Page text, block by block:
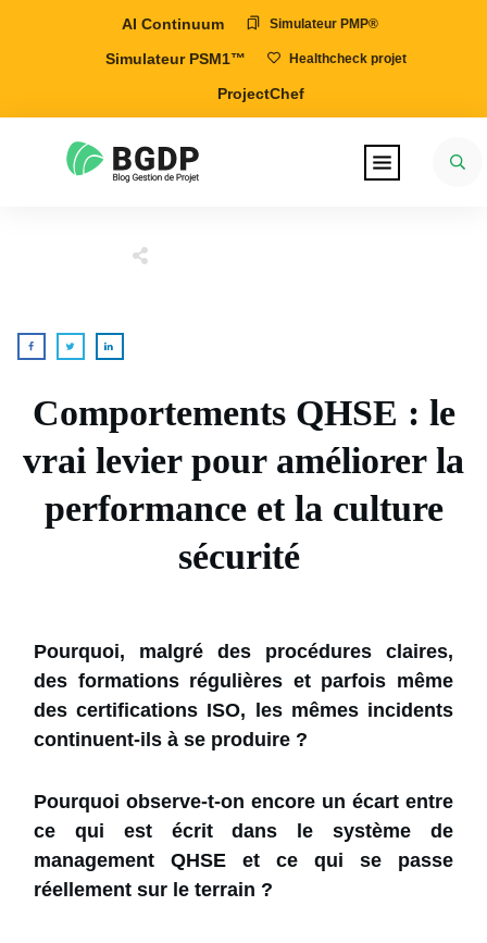
AI Continuum Simulateur PMP®
Simulateur PSM1™ Healthcheck projet
ProjectChef
Comportements QHSE : le
vrai levier pour améliorer la
performance et la culture
sécurité
Pourquoi, malgré des procédures claires,
des formations régulières et parfois même
des certifications ISO, les mêmes incidents
continuent-ils à se produire ?
Pourquoi observe-t-on encore un écart entre
ce qui est écrit dans le système de
management QHSE et ce qui se passe
réellement sur le terrain ?